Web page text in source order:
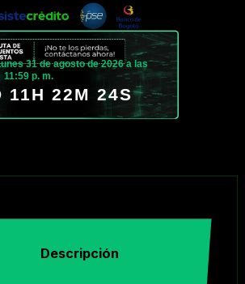
31 de agosto de 2026 a las
11:59 p. m.
11H 22M 23S
Descripción